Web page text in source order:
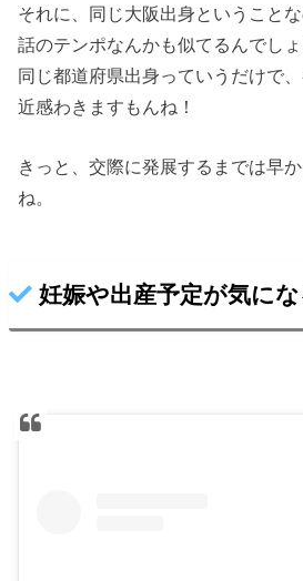
それに、同じ大阪出身ということ
話のテンポなんかも似てるんでし
同じ都道府県出身っていうだけで
近感わきますもんね！
きっと、交際に発展するまでは早
ね。
妊娠や出産予定が気にな